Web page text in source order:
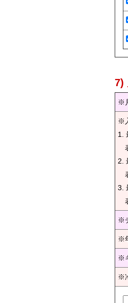
7)
※
※
1.
2.
3.
※
※
※
※